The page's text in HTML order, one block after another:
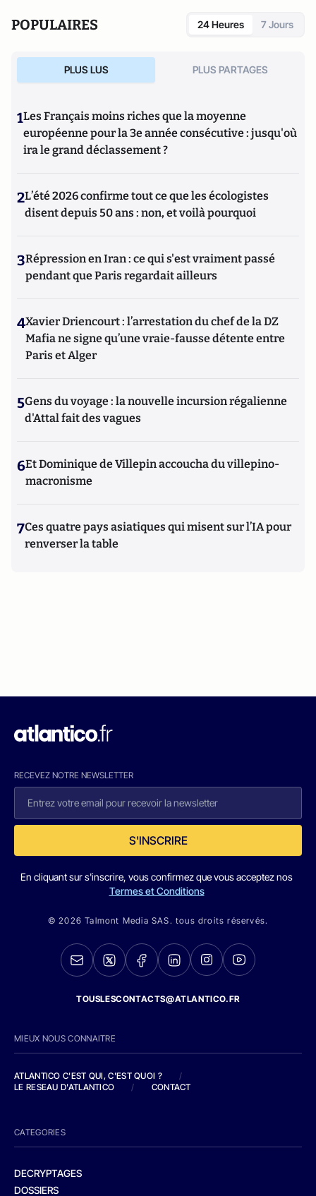
POPULAIRES 24 Heures 7 Jours
PLUS LUS PLUS PARTAGES
1Les Français moins riches que la moyenne
européenne pour la 3e année consécutive : jusqu'où
ira le grand déclassement ?
2L’été 2026 confirme tout ce que les écologistes
disent depuis 50 ans : non, et voilà pourquoi
3Répression en Iran : ce qui s'est vraiment passé
pendant que Paris regardait ailleurs
4Xavier Driencourt : l’arrestation du chef de la DZ
Mafia ne signe qu’une vraie-fausse détente entre
Paris et Alger
5Gens du voyage : la nouvelle incursion régalienne
d'Attal fait des vagues
6Et Dominique de Villepin accoucha du villepino-
macronisme
7Ces quatre pays asiatiques qui misent sur l’IA pour
renverser la table
RECEVEZ NOTRE NEWSLETTER
S'INSCRIRE
En cliquant sur s'inscrire, vous confirmez que vous acceptez nos
Termes et Conditions
© 2026 Talmont Media SAS. tous droits réservés.
TOUSLESCONTACTS@ATLANTICO.FR
MIEUX NOUS CONNAITRE
ATLANTICO C'EST QUI, C'EST QUOI ?
/
LE RESEAU D'ATLANTICO
/ CONTACT
CATEGORIES
DECRYPTAGES
DOSSIERS